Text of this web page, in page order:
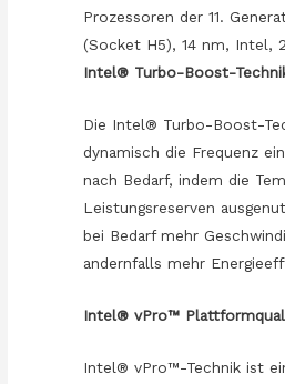
Prozessoren der 11.
(Socket H5), 14 nm, Intel,
Intel® Turbo-Boost-
Die Intel® Turbo-Boost-
dynamisch die Frequenz
nach Bedarf, indem die
Leistungsreserven
bei Bedarf mehr
andernfalls mehr
Intel® vPro™
Intel® vPro™-Technik ist